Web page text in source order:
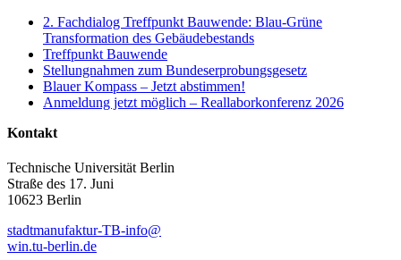
2. Fachdialog Treffpunkt Bauwende: Blau-Grüne
Transformation des Gebäudebestands
Treffpunkt Bauwende
Stellungnahmen zum Bundeserprobungsgesetz
Blauer Kompass – Jetzt abstimmen!
Anmeldung jetzt möglich – Reallaborkonferenz 2026
Kontakt
Technische Universität Berlin
Straße des 17. Juni
10623 Berlin
stadtmanufaktur-TB-info@
win.tu-berlin.de